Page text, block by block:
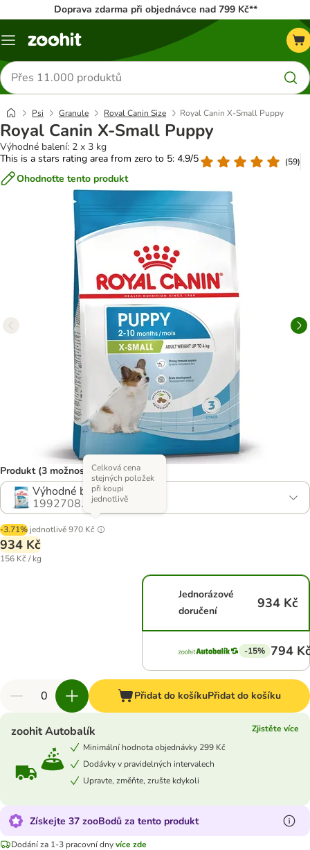
Doprava zdarma při objednávce nad 799 Kč**
Menu
Hledat
produkty
Psi Granule Royal Canin Size Royal Canin X-Small Puppy
Royal Canin X-Small Puppy
Výhodné balení: 2 x 3 kg
This is a stars rating area from zero to 5: 4.9/5
(59)
Ohodnoťte tento produkt
Produkt (3 možností)
Výhodné balení: 2 x 3 kg
1992708.1
-3.71% jednotlivě970 Kč
Celková cena
stejných položek
při koupi
jednotlivě
934 Kč
156 Kč / kg
Jednorázové
doručení
934 Kč
-15% 794
Přidat do košíkuPřidat do košíku
zoohit Autobalík
Zjistěte více
Minimální hodnota objednávky 299 Kč
Dodávky v pravidelných intervalech
Upravte, změňte, zrušte kdykoli
Získejte 37 zooBodů za tento produkt
Dodání za 1-3 pracovní dnyvíce zde